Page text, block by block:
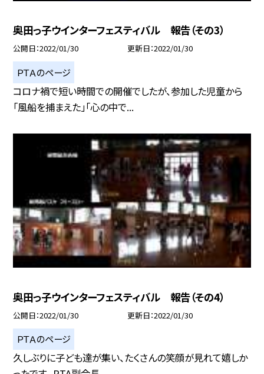
奥田っ子ウインターフェスティバル 報告（その3）
公開日 2022/01/30 更新日 2022/01/30
ＰＴＡのページ
コロナ禍で短い時間での開催でしたが、参加した児童から
「風船を捕まえた」「心の中で...
奥田っ子ウインターフェスティバル 報告（その4）
公開日 2022/01/30 更新日 2022/01/30
ＰＴＡのページ
久しぶりに子ども達が集い、たくさんの笑顔が見れて嬉しか